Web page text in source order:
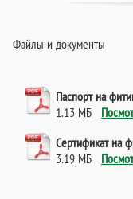
Файлы и документы
Паспорт на
1.13 МБ
Сертификат на
3.19 МБ